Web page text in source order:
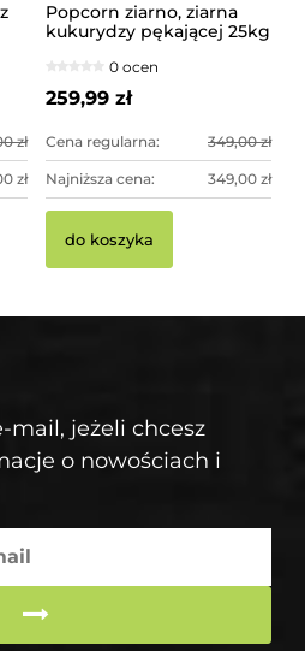
zł
zł
Popcorn ziarno, ziarna
kukurydzy pękającej 25kg
0 ocen
259,99 zł
Cena regularna: 349,00 zł
Najniższa cena: 349,00 zł
do koszyka
mail, jeżeli chcesz
o nowościach i